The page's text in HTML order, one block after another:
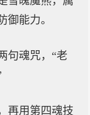
御能力。
句魂咒，“老
再用第四魂技